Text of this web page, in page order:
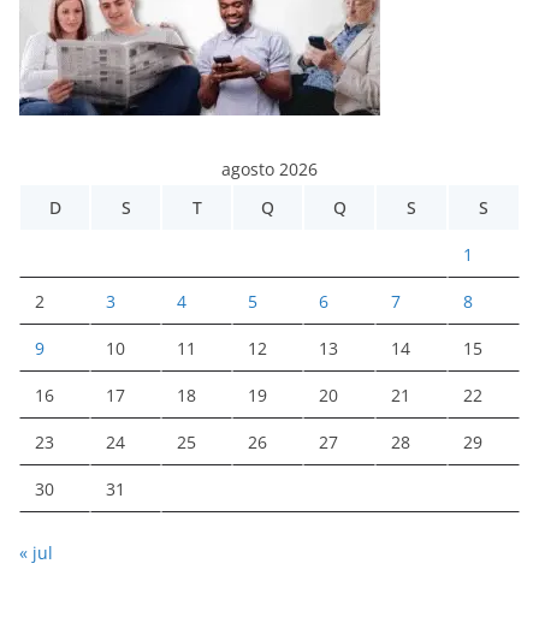
agosto 2026
D
S T Q Q S S
1
2 3 4 5 6 7 8
9 10 11 12 13 14 15
16 17 18 19 20 21 22
23 24 25 26 27 28 29
30 31
« jul